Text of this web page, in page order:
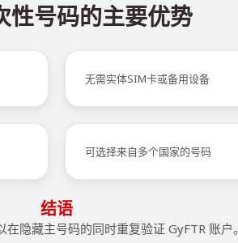
性号码的主要优势
无需实体SIM卡或备用设备
可选择来自多个国家的号码
结语
在隐藏主号码的同时重复验证 GyFTR 账户